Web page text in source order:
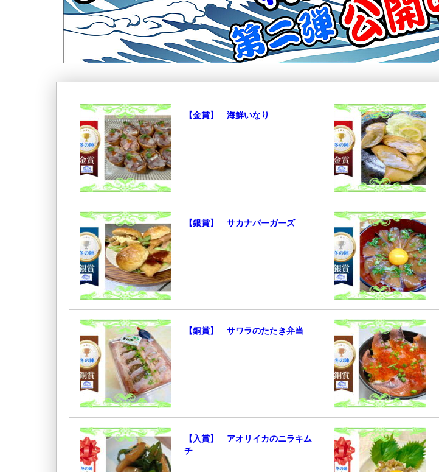
【金賞】 海鮮いなり
【銀賞】 サカナバーガーズ
【銅賞】 サワラのたたき弁当
【入賞】 アオリイカのニラキム
チ